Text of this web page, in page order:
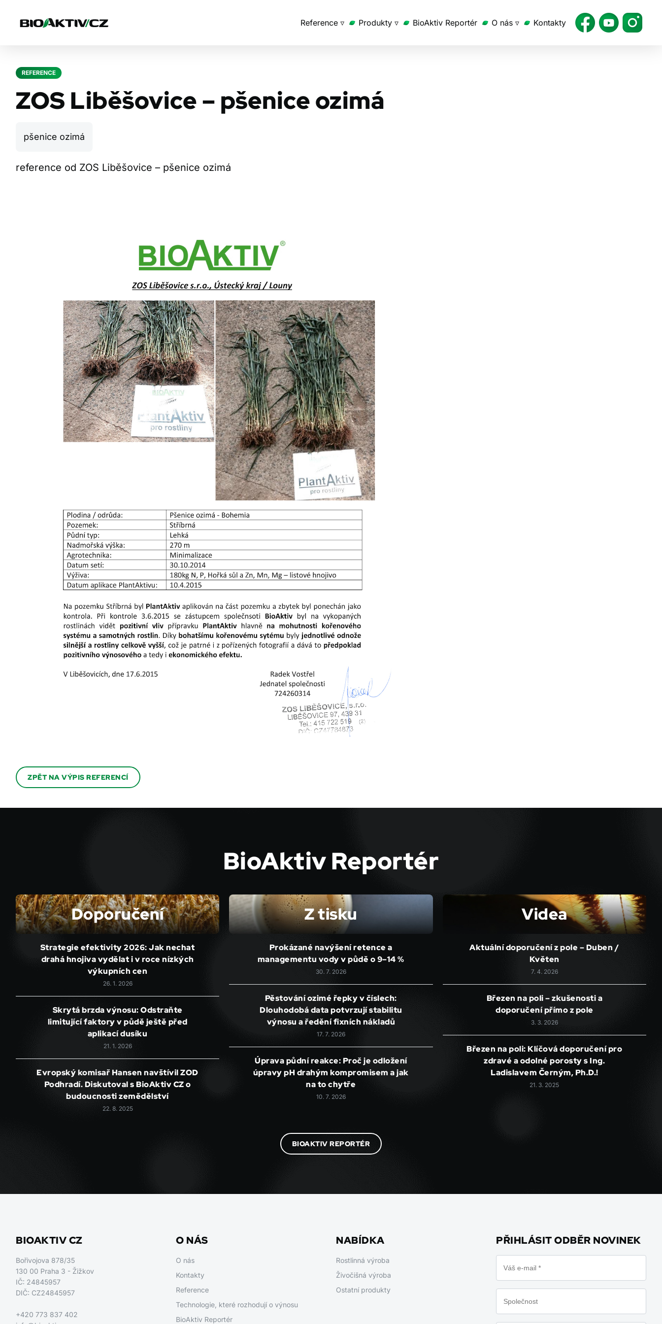
Reference ▿ Produkty ▿ BioAktiv Reportér O nás ▿ Kontakty
REFERENCE
ZOS Liběšovice – pšenice ozimá
pšenice ozimá
reference od ZOS Liběšovice – pšenice ozimá
ZPĚT NA VÝPIS REFERENCÍ
BioAktiv Reportér
Doporučení
Strategie efektivity 2026: Jak nechat
drahá hnojiva vydělat i v roce nízkých
výkupních cen
26. 1. 2026
Skrytá brzda výnosu: Odstraňte
limitující faktory v půdě ještě před
aplikací dusíku
21. 1. 2026
Evropský komisař Hansen navštívil ZOD
Podhradí. Diskutoval s BioAktiv CZ o
budoucnosti zemědělství
22. 8. 2025
Z tisku
Prokázané navýšení retence a
managementu vody v půdě o 9–14 %
30. 7. 2026
Pěstování ozimé řepky v číslech:
Dlouhodobá data potvrzují stabilitu
výnosu a ředění fixních nákladů
17. 7. 2026
Úprava půdní reakce: Proč je odložení
úpravy pH drahým kompromisem a jak
na to chytře
10. 7. 2026
Videa
Aktuální doporučení z pole – Duben /
Květen
7. 4. 2026
Březen na poli – zkušenosti a
doporučení přímo z pole
3. 3. 2026
Březen na poli: Klíčová doporučení pro
zdravé a odolné porosty s Ing.
Ladislavem Černým, Ph.D.!
21. 3. 2025
BIOAKTIV REPORTÉR
BIOAKTIV CZ
Bořivojova 878/35
130 00 Praha 3 - Žižkov
IČ: 24845957
DIČ: CZ24845957
+420 773 837 402
O NÁS
O nás
Kontakty
Reference
Technologie, které rozhodují o výnosu
BioAktiv Reportér
NABÍDKA
Rostlinná výroba
Živočišná výroba
Ostatní produkty
PŘIHLÁSIT ODBĚR NOVINEK